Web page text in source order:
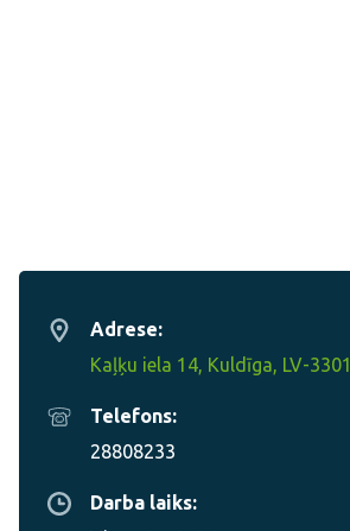
Adrese:
Kaļķu iela 14, Kuldīga, LV-3301
Telefons:
28808233
Darba laiks: